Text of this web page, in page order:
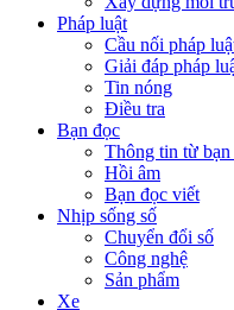
Pháp luật
Cầu nối pháp
Giải đáp pháp
Tin nóng
Điều tra
Bạn đọc
Thông tin từ bạn
Hồi âm
Bạn đọc viết
Nhịp sống số
Chuyển đổi số
Công nghệ
Sản phẩm
Xe